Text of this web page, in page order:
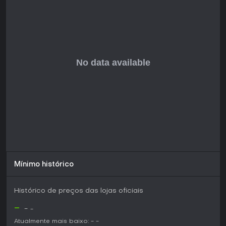
da versão completa.
Mínimo histórico
Histórico de preços das lojas oficiais
- - -
Atualmente mais baixo: - -